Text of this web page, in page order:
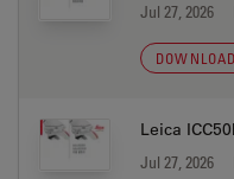
Jul 27, 2026
DOWNLOAD
Leica
Jul 27, 2026